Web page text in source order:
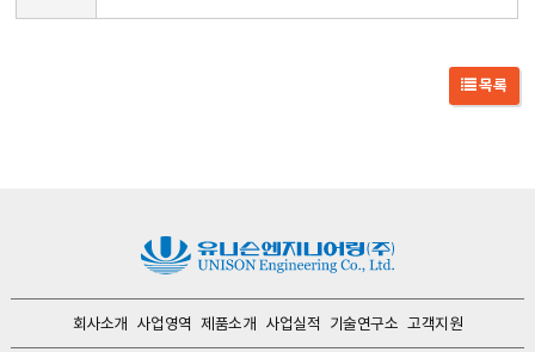
목록
회사소개 사업영역 제품소개 사업실적 기술연구소 고객지원